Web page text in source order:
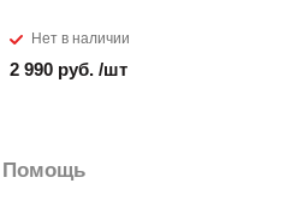
Нет в наличии
2 990 руб. /шт
Помощь